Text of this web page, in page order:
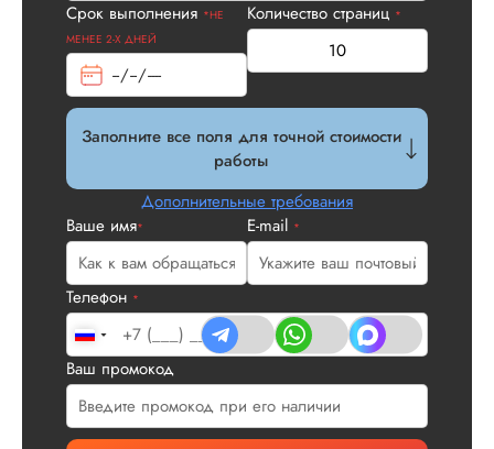
Срок выполнения *НЕ
МЕНЕЕ 2-Х ДНЕЙ
Количество страниц *
Заполните все поля для точной стоимости
работы
Дополнительные требования
Ваше имя* E-mail *
Телефон *
Ваш промокод